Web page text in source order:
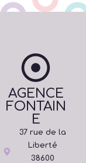
AGENCE
FONTAIN
E
37 rue de la
Liberté
38600